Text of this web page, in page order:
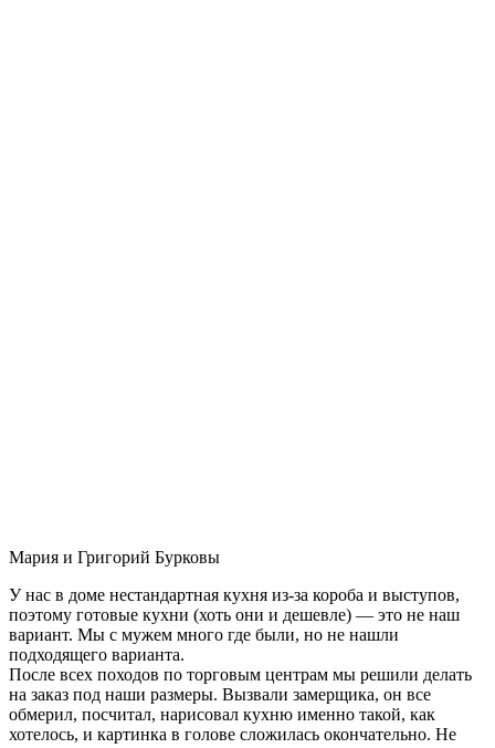
Мария и Григорий Бурковы
У нас в доме нестандартная кухня из-за короба и выступов,
поэтому готовые кухни (хоть они и дешевле) — это не наш
вариант. Мы с мужем много где были, но не нашли
подходящего варианта.
После всех походов по торговым центрам мы решили делать
на заказ под наши размеры. Вызвали замерщика, он все
обмерил, посчитал, нарисовал кухню именно такой, как
хотелось, и картинка в голове сложилась окончательно. Не